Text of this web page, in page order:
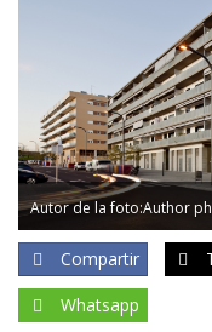
Autor de la foto:Author
Compartir
Whatsapp